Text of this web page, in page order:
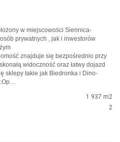
w miejscowości Siennica-
prywatnych , jak i inwestorów
znajduje się bezpośrednio przy
widoczność oraz łatwy dojazd
sklepy takie jak Biedronka i Dino-
1 937 m2
2